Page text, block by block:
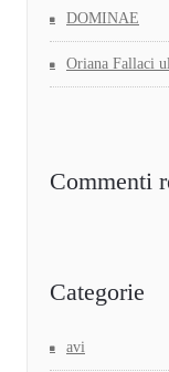
DOMINAE
Oriana Fallaci
Commenti
Categorie
avi